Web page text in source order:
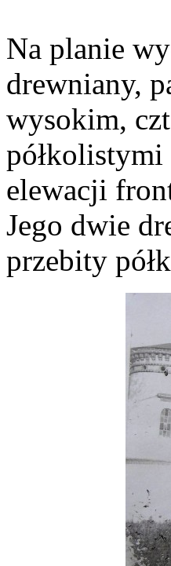
Na planie
drewniany,
wysokim,
półkolistymi
elewacji
Jego dwie
przebity